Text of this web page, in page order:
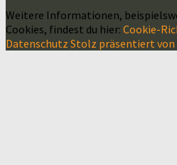
Weitere Informationen,
Cookies, findest du hier: Cookie-
Datenschutz Stolz präsentiert von